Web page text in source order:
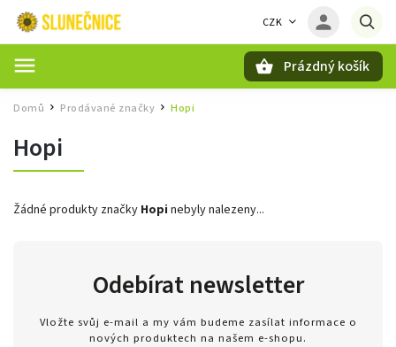
CZK
Prázdný košík
Domů / Prodávané značky / Hopi
Hopi
Žádné produkty značky Hopi nebyly nalezeny...
Odebírat newsletter
Vložte svůj e-mail a my vám budeme zasílat informace o
nových produktech na našem e-shopu.